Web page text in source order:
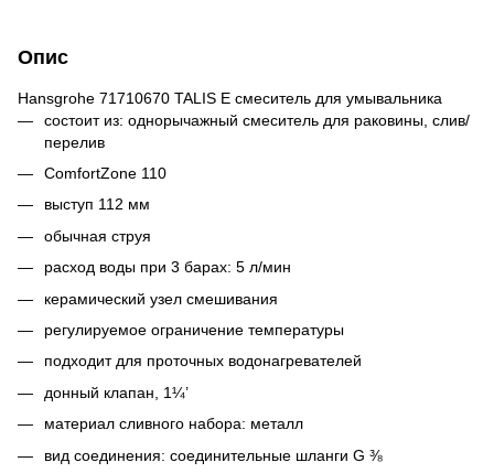
Опис
Hansgrohe 71710670 TALIS E смеситель для умывальника
состоит из: однорычажный смеситель для раковины, слив/
перелив
ComfortZone 110
выступ 112 мм
обычная струя
расход воды при 3 барах: 5 л/мин
керамический узел смешивания
регулируемое ограничение температуры
подходит для проточных водонагревателей
донный клапан, 1¼’
материал сливного набора: металл
вид соединения: соединительные шланги G ⅜